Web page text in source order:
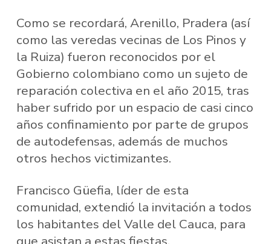
Como se recordará, Arenillo, Pradera (así
como las veredas vecinas de Los Pinos y
la Ruiza) fueron reconocidos por el
Gobierno colombiano como un sujeto de
reparación colectiva en el año 2015, tras
haber sufrido por un espacio de casi cinco
años confinamiento por parte de grupos
de autodefensas, además de muchos
otros hechos victimizantes.
Francisco Güefia, líder de esta
comunidad, extendió la invitación a todos
los habitantes del Valle del Cauca, para